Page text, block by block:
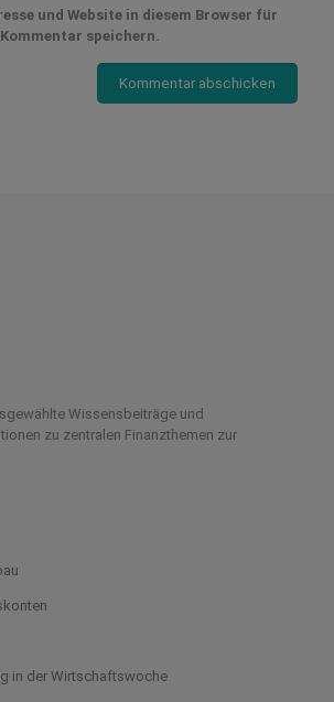
und Website in diesem Browser für
speichern.
Wissensbeiträge und
zu zentralen Finanzthemen zur
in der Wirtschaftswoche